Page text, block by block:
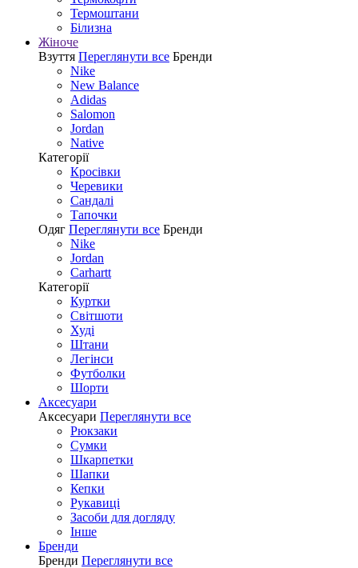
Термоштани
Білизна
Жіноче
Взуття Переглянути все Бренди
Nike
New Balance
Adidas
Salomon
Jordan
Native
Категорії
Кросівки
Черевики
Сандалі
Tапочки
Одяг Переглянути все Бренди
Nike
Jordan
Carhartt
Категорії
Куртки
Світшоти
Худі
Штани
Легінси
Футболки
Шорти
Аксесуари
Аксесуари Переглянути все
Рюкзаки
Сумки
Шкарпетки
Шапки
Кепки
Рукавиці
Засоби для догляду
Інше
Бренди
Бренди Переглянути все